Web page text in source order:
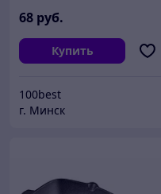
68 руб.
Купить
100best
г. Минск